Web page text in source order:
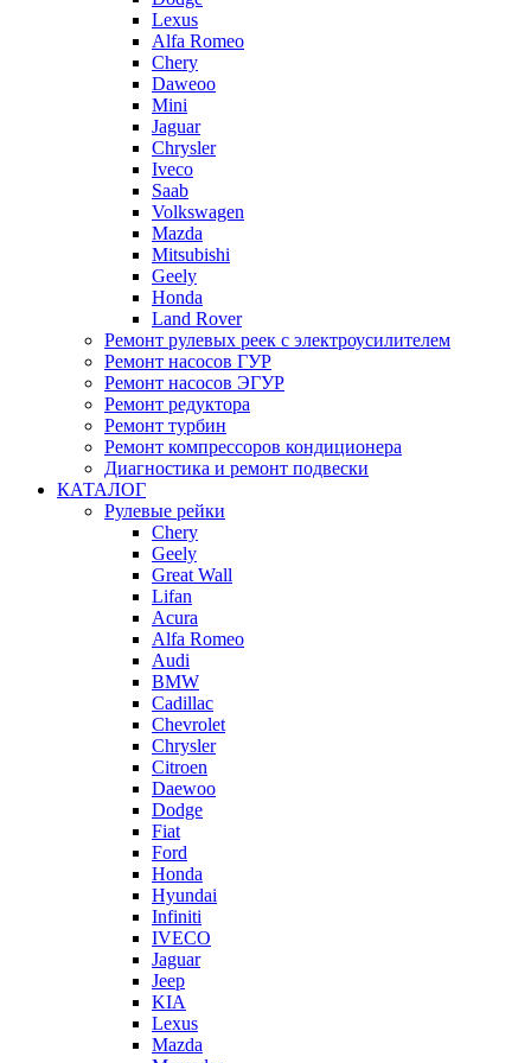
Lexus
Alfa Romeo
Chery
Daweoo
Mini
Jaguar
Chrysler
Iveco
Saab
Volkswagen
Mazda
Mitsubishi
Geely
Honda
Land Rover
Ремонт рулевых реек с электроусилителем
Ремонт насосов ГУР
Ремонт насосов ЭГУР
Ремонт редуктора
Ремонт турбин
Ремонт компрессоров кондиционера
Диагностика и ремонт подвески
КАТАЛОГ
Рулевые рейки
Chery
Geely
Great Wall
Lifan
Acura
Alfa Romeo
Audi
BMW
Cadillac
Chevrolet
Chrysler
Citroen
Daewoo
Dodge
Fiat
Ford
Honda
Hyundai
Infiniti
IVECO
Jaguar
Jeep
KIA
Lexus
Mazda